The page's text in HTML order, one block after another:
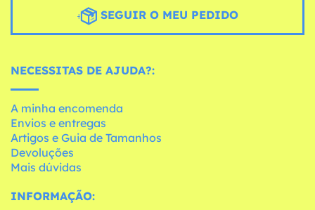
SEGUIR O MEU PEDIDO
NECESSITAS DE AJUDA?:
A minha encomenda
Envios e entregas
Artigos e Guia de Tamanhos
Devoluções
Mais dúvidas
INFORMAÇÃO: